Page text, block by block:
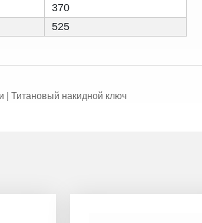
370
525
| Титановый накидной ключ